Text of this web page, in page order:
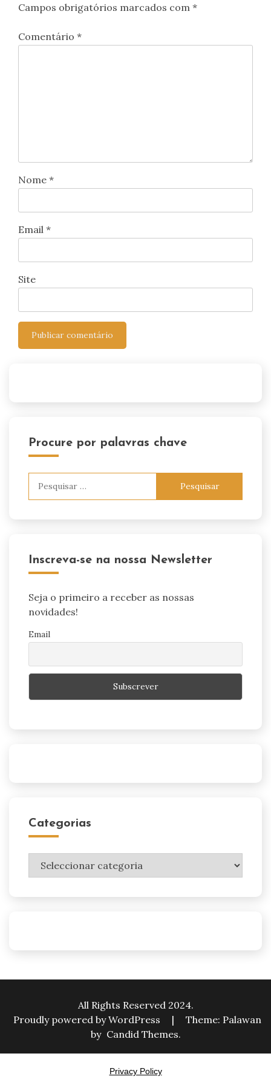
Campos obrigatórios marcados com *
Comentário *
Nome *
Email *
Site
Procure por palavras chave
Inscreva-se na nossa Newsletter
Seja o primeiro a receber as nossas
novidades!
Email
Categorias
Categorias
All Rights Reserved 2024.
Proudly powered by WordPress
|
Theme: Palawan
by Candid Themes.
Privacy Policy